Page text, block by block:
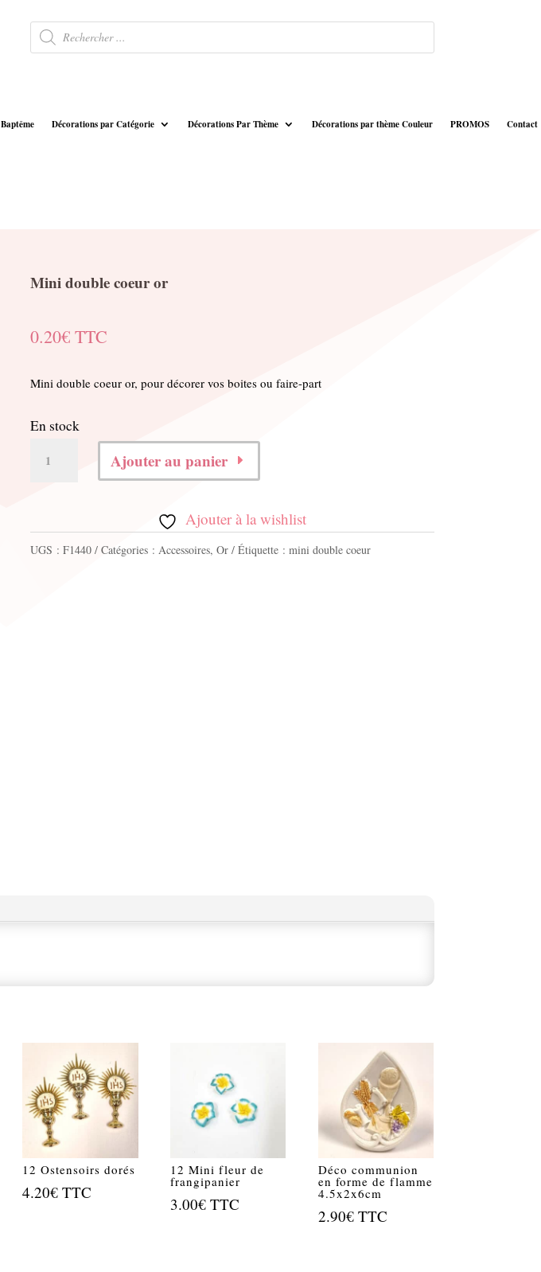
Recherche
de
produits
Baptême Décorations par Catégorie Décorations Par Thème Décorations par thème Couleur PROMOS Contact
Mini double coeur or
0.20€ TTC
Mini double coeur or, pour décorer vos boites ou faire-part
En stock
double
coeur
Ajouter au panier
Ajouter à la wishlist
UGS : F1440 Catégories : Accessoires, Or Étiquette : mini double coeur
12 Ostensoirs dorés
4.20€ TTC
12 Mini fleur de
frangipanier
3.00€ TTC
Déco communion
en forme de flamme
4.5x2x6cm
2.90€ TTC